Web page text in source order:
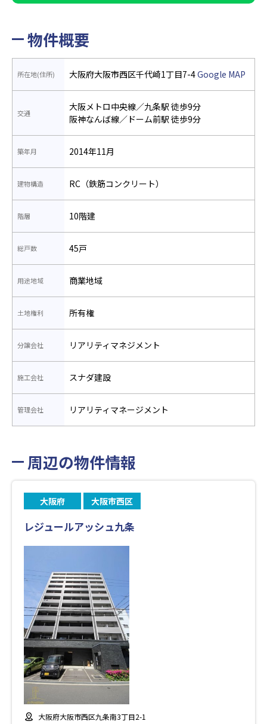
物件概要
所在地(住所) 大阪府大阪市西区千代崎1丁目7-4Google MAP
交通
大阪メトロ中央線／九条駅 徒歩9分
阪神なんば線／ドーム前駅 徒歩9分
築年月 2014年11月
建物構造 RC（鉄筋コンクリート）
階層 10階建
総戸数 45戸
用途地域 商業地域
土地権利 所有権
分譲会社 リアリティマネジメント
施工会社 スナダ建設
管理会社 リアリティマネージメント
周辺の物件情報
大阪府 大阪市西区
レジュールアッシュ九条
大阪府大阪市西区九条南3丁目2-1